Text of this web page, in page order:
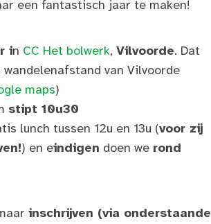
een fantastisch jaar te maken!
in CC Het bolwerk, Vilvoorde. Dat
van Vilvoorde
maps)
stipt 10u30
lunch tussen 12u en 13u (voor zij
) en eindigen doen we rond
inschrijven (via onderstaande